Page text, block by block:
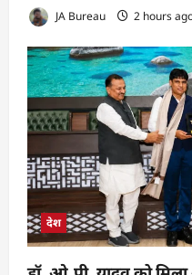
JA Bureau 2 hours
देश